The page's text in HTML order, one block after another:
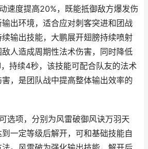
速度提高20%，既能抵御敌方爆发伤
出环境，适合应对刺客突进和团战
输出技能，大鹏展开翅膀持续喷射
人造成周期性法术伤害，同时降低
持续4秒，该技能可配合队友的法术
，是团队战中提高整体输出效率的
选项，分别为风雷破御风诀万羽天
一定等级后解开，可和基础技能自